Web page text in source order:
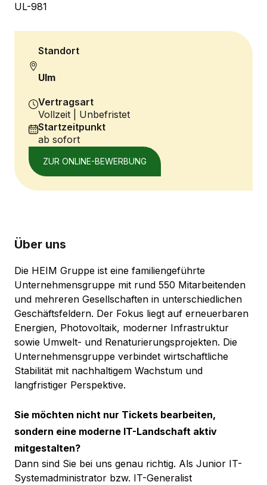
UL-981
Standort
Ulm
Vertragsart
Vollzeit | Unbefristet
Startzeitpunkt
ab sofort
ZUR ONLINE-BEWERBUNG
Über uns
Die HEIM Gruppe ist eine familiengeführte
Unternehmensgruppe mit rund 550 Mitarbeitenden
und mehreren Gesellschaften in unterschiedlichen
Geschäftsfeldern. Der Fokus liegt auf erneuerbaren
Energien, Photovoltaik, moderner Infrastruktur
sowie Umwelt- und Renaturierungsprojekten. Die
Unternehmensgruppe verbindet wirtschaftliche
Stabilität mit nachhaltigem Wachstum und
langfristiger Perspektive.
Sie möchten nicht nur Tickets bearbeiten,
sondern eine moderne IT-Landschaft aktiv
mitgestalten?
Dann sind Sie bei uns genau richtig. Als Junior IT-
Systemadministrator bzw. IT-Generalist